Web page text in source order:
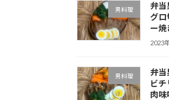
男料理
弁当
グロ
ー
2023
男料理
弁当
ビ
肉味